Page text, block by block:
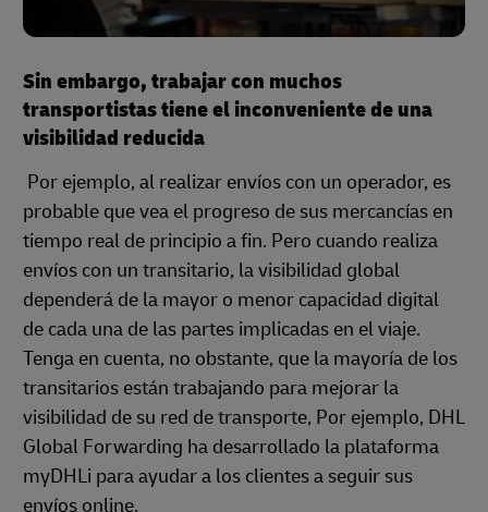
Sin embargo, trabajar con muchos
transportistas tiene el inconveniente de una
visibilidad reducida
Por ejemplo, al realizar envíos con un operador, es
probable que vea el progreso de sus mercancías en
tiempo real de principio a fin. Pero cuando realiza
envíos con un transitario, la visibilidad global
dependerá de la mayor o menor capacidad digital
de cada una de las partes implicadas en el viaje.
Tenga en cuenta, no obstante, que la mayoría de los
transitarios están trabajando para mejorar la
visibilidad de su red de transporte, Por ejemplo, DHL
Global Forwarding ha desarrollado la plataforma
myDHLi para ayudar a los clientes a seguir sus
envíos online.